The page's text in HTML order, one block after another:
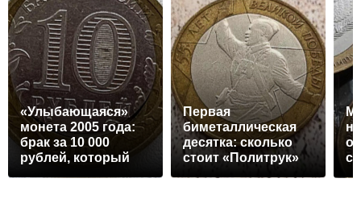
«Улыбающаяся»
монета 2005 года:
брак за 10 000
рублей, который
Первая
биметаллическая
десятка: сколько
стоит «Политрук»